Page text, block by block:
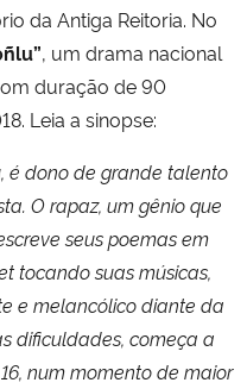
da Antiga Reitoria. No
, um drama nacional
duração de 90
Leia a sinopse:
é dono de grande talento
O rapaz, um gênio que
seus poemas em
tocando suas músicas,
e melancólico diante da
dificuldades, começa a
num momento de maior